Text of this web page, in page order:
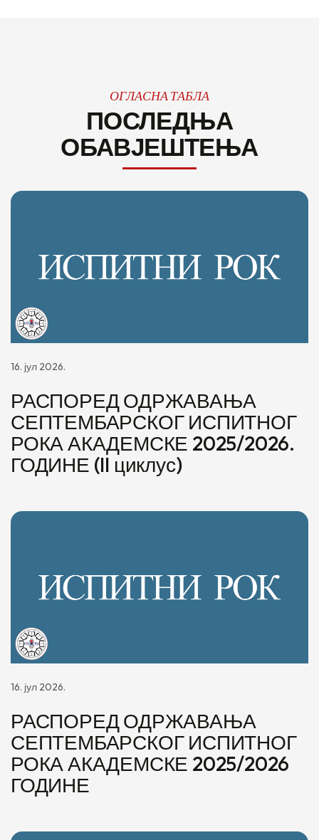
ОГЛАСНА ТАБЛА
ПОСЛЕДЊА
ОБАВЈЕШТЕЊА
16. јул 2026.
РАСПОРЕД ОДРЖАВАЊА
СЕПТЕМБАРСКОГ ИСПИТНОГ
РОКА АКАДЕМСКЕ 2025/2026.
ГОДИНЕ (II циклус)
16. јул 2026.
РАСПОРЕД ОДРЖАВАЊА
СЕПТЕМБАРСКОГ ИСПИТНОГ
РОКА АКАДЕМСКЕ 2025/2026
ГОДИНЕ